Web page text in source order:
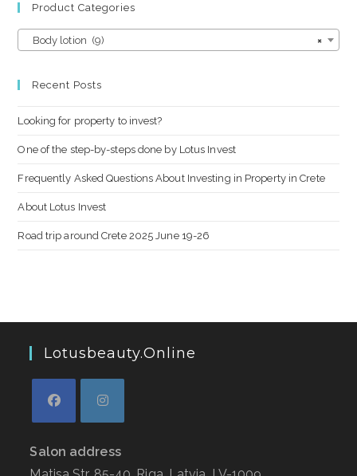
Product Categories
×
Body lotion (9)
Recent Posts
Looking for property to invest?
One of the step-by-steps done by Lotus Invest
Frequently Asked Questions About Investing in Property in Crete
About Lotus Invest
Road trip around Crete 2025 June 19-26
Lotusbeauty.online
Salon address